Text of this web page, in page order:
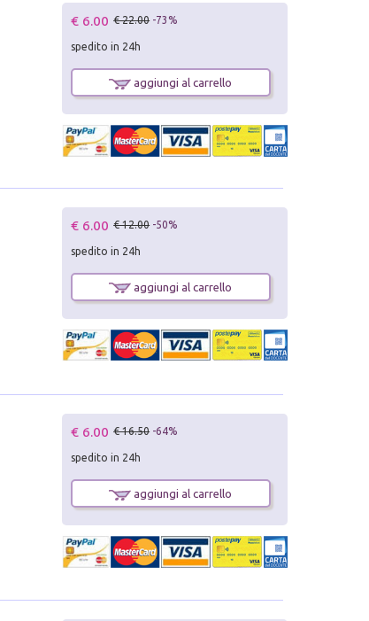
€ 6.00 € 22.00 -73%
spedito in 24h
aggiungi al carrello
€ 6.00 € 12.00 -50%
spedito in 24h
aggiungi al carrello
€ 6.00 € 16.50 -64%
spedito in 24h
aggiungi al carrello